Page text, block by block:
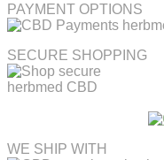
PAYMENT OPTIONS
SECURE SHOPPING
WE SHIP WITH